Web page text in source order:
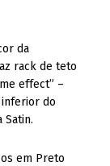
da
rack de teto
effect” –
do
em Preto